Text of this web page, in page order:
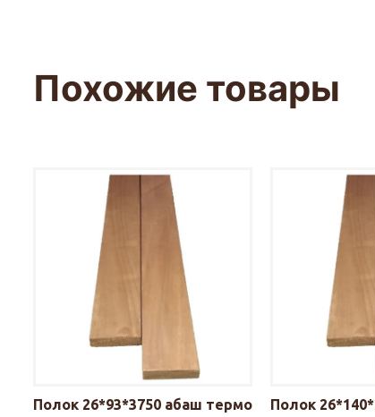
Похожие товары
Полок 26*93*3750 абаш термо
Полок